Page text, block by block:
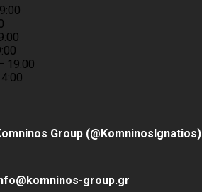
19:00
Group (@KomninosIgnatios)
group.gr